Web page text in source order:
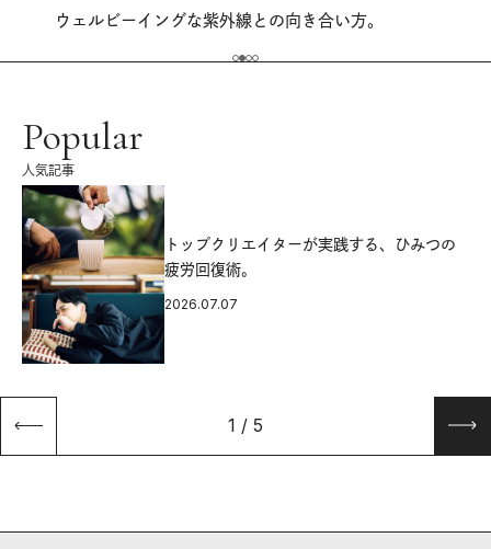
ウェルビーイングな紫外線との向き合い方。
Popular
人気記事
トップクリエイターが実践する、ひみつの
疲労回復術。
2026.07.07
1 / 5